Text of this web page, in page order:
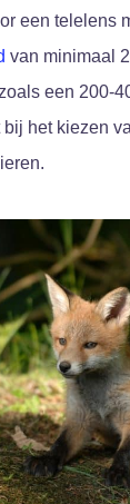
een telelens
van minimaal
een 200-
het kiezen